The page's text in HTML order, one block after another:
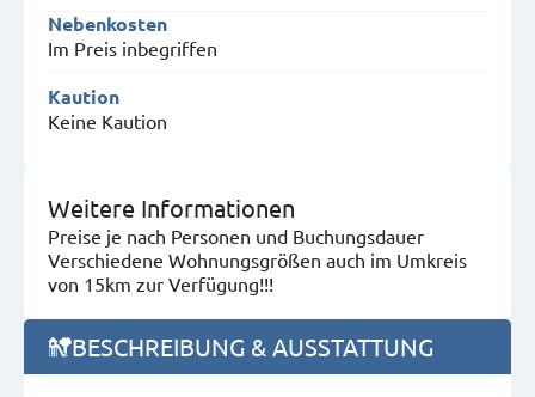
Nebenkosten
Im Preis inbegriffen
Kaution
Keine Kaution
Weitere Informationen
Preise je nach Personen und Buchungsdauer
Verschiedene Wohnungsgrößen auch im Umkreis
von 15km zur Verfügung!!!
BESCHREIBUNG & AUSSTATTUNG